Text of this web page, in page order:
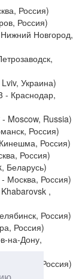
Россия)
Россия)
Новгород,
Украина)
- Краснодар,
Moscow, Russia)
Россия)
Россия)
Россия)
Беларусь)
Москва, Россия)
,
Россия)
Россия)
на-Дону,
Броницы, Россия)